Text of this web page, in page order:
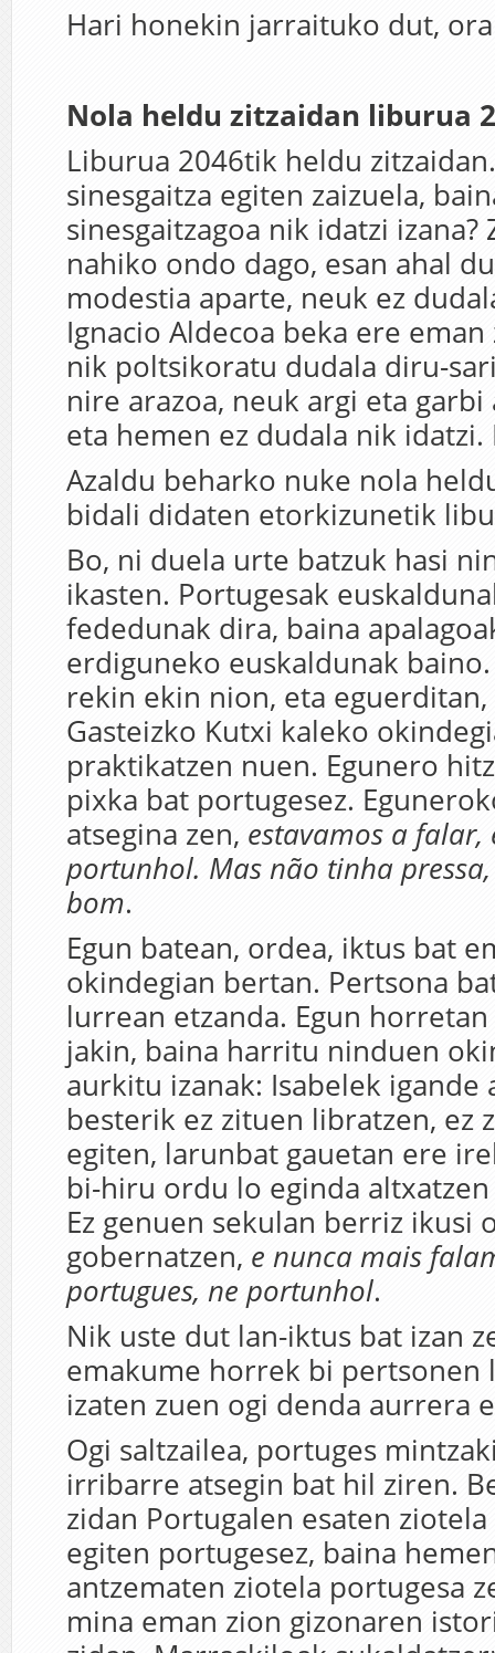
Hari honekin jarraituko dut,
Nola heldu zitzaidan liburua
Liburua 2046tik heldu
sinesgaitza egiten zaizuela,
sinesgaitzagoa nik idatzi izana?
nahiko ondo dago, esan ahal
modestia aparte, neuk ez
Ignacio Aldecoa beka ere eman
nik poltsikoratu dudala diru-
nire arazoa, neuk argi eta
eta hemen ez dudala nik idatzi.
Azaldu beharko nuke nola
bidali didaten etorkizunetik
Bo, ni duela urte batzuk hasi
ikasten. Portugesak
fededunak dira, baina
erdiguneko euskaldunak
rekin ekin nion, eta
Gasteizko Kutxi kaleko
praktikatzen nuen. Egunero
pixka bat portugesez.
atsegina zen, estavamos a falar,
portunhol. Mas não tinha
bom.
Egun batean, ordea, iktus bat
okindegian bertan. Pertsona
lurrean etzanda. Egun
jakin, baina harritu ninduen
aurkitu izanak: Isabelek igande
besterik ez zituen libratzen, ez
egiten, larunbat gauetan ere
bi-hiru ordu lo eginda
Ez genuen sekulan berriz ikusi
gobernatzen, e nunca mais
portugues, ne portunhol.
Nik uste dut lan-iktus bat izan
emakume horrek bi pertsonen
izaten zuen ogi denda aurrera
Ogi saltzailea, portuges
irribarre atsegin bat hil ziren.
zidan Portugalen esaten
egiten portugesez, baina
antzematen ziotela portugesa
mina eman zion gizonaren